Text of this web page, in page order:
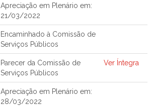
Apreciação em Plenário em:
21/03/2022
Encaminhado à Comissão de
Serviços Públicos
Parecer da Comissão de
Serviços Públicos
Ver Íntegra
Apreciação em Plenário em:
28/03/2022